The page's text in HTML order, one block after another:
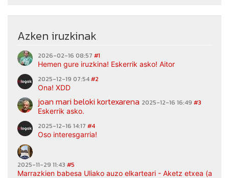
Azken iruzkinak
2026-02-16 08:57 #1
Hemen gure iruzkina! Eskerrik asko! Aitor
2025-12-19 07:54#2
Ona! XDD
joan mari beloki kortexarena 2025-12-16 16:49 #3
Eskerrik asko.
2025-12-16 14:17 #4
Oso interesgarria!
2025-11-29 11:43 #5
Marrazkien babesa Uliako auzo elkarteari - Aketz etxea